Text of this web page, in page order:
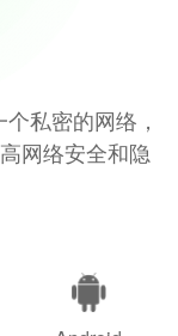
私密的网络，
网络安全和隐